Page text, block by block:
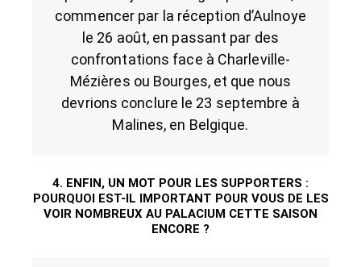
commencer par la réception d’Aulnoye
le 26 août, en passant par des
confrontations face à Charleville-
Mézières ou Bourges, et que nous
devrions conclure le 23 septembre à
Malines, en Belgique.
4. ENFIN, UN MOT POUR LES SUPPORTERS :
POURQUOI EST-IL IMPORTANT POUR VOUS DE LES
VOIR NOMBREUX AU PALACIUM CETTE SAISON
ENCORE ?